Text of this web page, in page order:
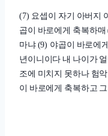
(7) 요셉이 자기 아버지
곱이 바로에게 축복하매
마냐 (9) 야곱이 바로에
년이니이다 내 나이가
조에 미치지 못하나 험
이 바로에게 축복하고